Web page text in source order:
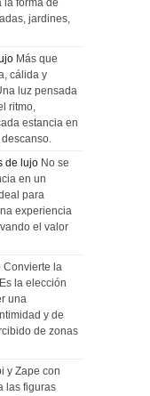
la forma de
jardines,
Más que
cálida y
luz pensada
ritmo,
estancia en
de lujo No se
en un
para
experiencia
el valor
Convierte la
la elección
una
y de
de zonas
y Zape con
las figuras